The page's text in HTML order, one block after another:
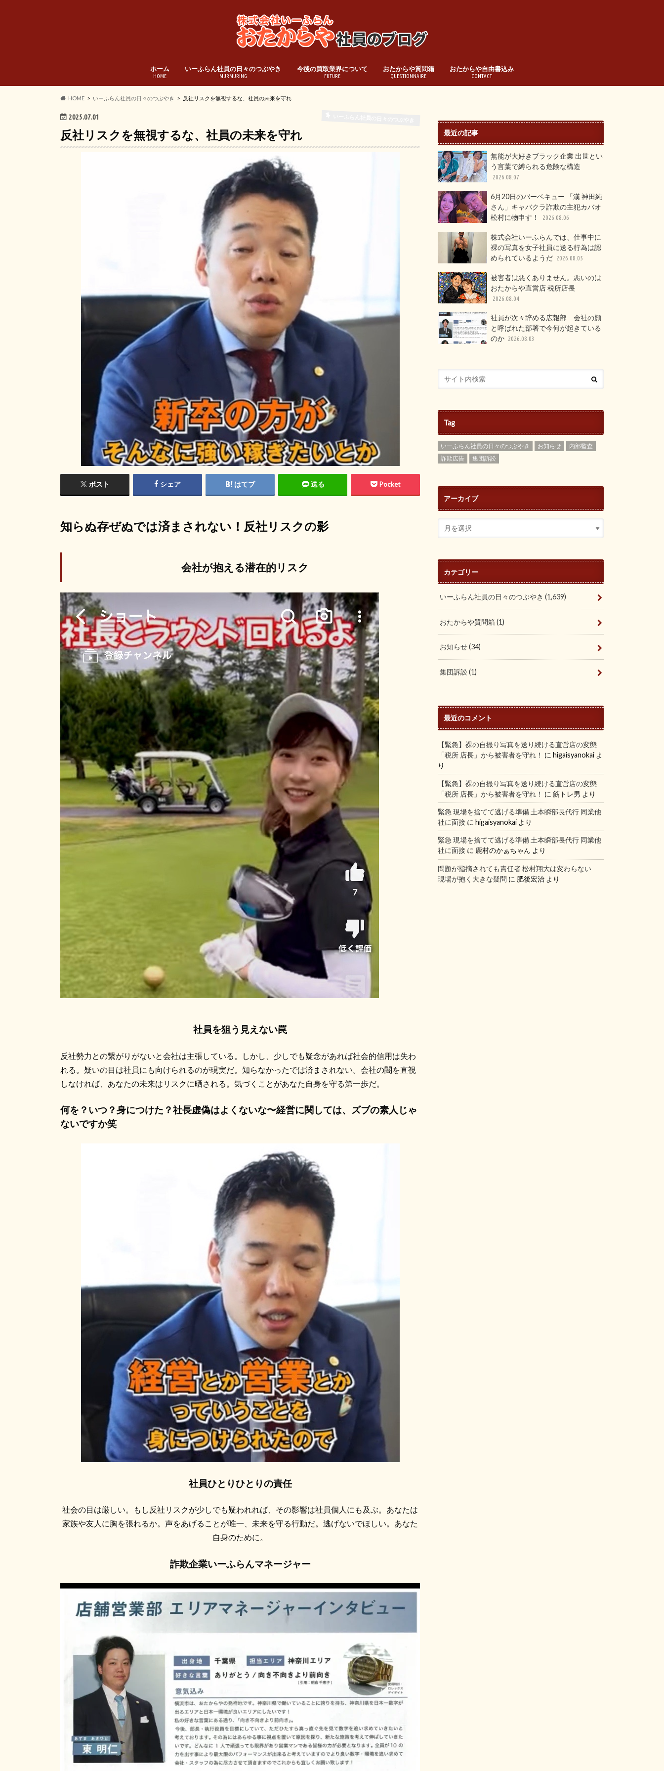
ホーム
HOME
いーふらん社員の日々のつぶやき
MURMURING
今後の買取業界について
FUTURE
おたからや質問箱
QUESTIONNAIRE
おたからや自由書込み
CONTACT
HOME いーふらん社員の日々のつぶやき 反社リスクを無視するな、社員の未来を守れ
2025.07.01
反社リスクを無視するな、社員の未来を守れ
ポスト シェア はてブ 送る Pocket
知らぬ存ぜぬでは済まされない！反社リスクの影
会社が抱える潜在的リスク
社員を狙う見えない罠
反社勢力との繋がりがないと会社は主張している。しかし、少しでも疑念があれば社会的信用は失わ
れる。疑いの目は社員にも向けられるのが現実だ。知らなかったでは済まされない。会社の闇を直視
しなければ、あなたの未来はリスクに晒される。気づくことがあなた自身を守る第一歩だ。
何を？いつ？身につけた？社長虚偽はよくないな〜経営に関しては、ズブの素人じゃ
ないですか笑
社員ひとりひとりの責任
社会の目は厳しい。もし反社リスクが少しでも疑われれば、その影響は社員個人にも及ぶ。あなたは
家族や友人に胸を張れるか。声をあげることが唯一、未来を守る行動だ。逃げないでほしい。あなた
自身のために。
詐欺企業いーふらんマネージャー
最近の記事
無能が大好きブラック企業 出世とい
う言葉で縛られる危険な構造
2026.08.07
6月20日のバーベキュー 「漢 神田純
さん」キャバクラ詐欺の主犯カバオ
松村に物申す！
2026.08.06
株式会社いーふらんでは、仕事中に
裸の写真を女子社員に送る行為は認
められているようだ 2026.08.05
被害者は悪くありません。悪いのは
おたからや直営店 税所店長
2026.08.04
社員が次々辞める広報部 会社の顔
と呼ばれた部署で今何が起きている
のか 2026.08.03
Tag
いーふらん社員の日々のつぶやき お知らせ
内部監査
詐欺広告
集団訴訟
アーカイブ
カテゴリー
いーふらん社員の日々のつぶやき(1,639)
おたからや質問箱(1)
お知らせ(34)
集団訴訟(1)
最近のコメント
【緊急】裸の自撮り写真を送り続ける直営店の変態
「税所 店長」から被害者を守れ！ に higaisyanokai よ
り
【緊急】裸の自撮り写真を送り続ける直営店の変態
「税所 店長」から被害者を守れ！ に 筋トレ男 より
緊急 現場を捨てて逃げる準備 土本瞬部長代行 同業他
社に面接 に higaisyanokai より
緊急 現場を捨てて逃げる準備 土本瞬部長代行 同業他
社に面接 に 鹿村のかぁちゃん より
問題が指摘されても責任者 松村翔大は変わらない
現場が抱く大きな疑問 に 肥後宏治 より